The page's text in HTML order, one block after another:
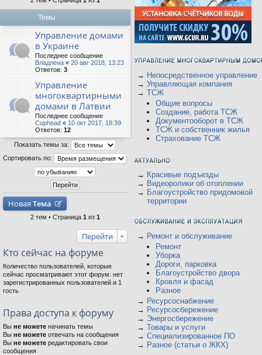
Темы
Управление домами
в Украине
Последнее сообщение
Владлена « 20 авг 2018, 13:23
Ответов: 3
Управление
многоквартирными
домами в Латвии
Последнее сообщение
Cuphead « 10 окт 2017, 18:39
Ответов: 12
Показать темы за:
Сортировать по:
Новая Тема
2 тем • Страница 1 из 1
Перейти
Кто сейчас на форуме
Количество пользователей, которые
сейчас просматривают этот форум: нет
зарегистрированных пользователей и 1
гость
Права доступа к форуму
Вы не можете начинать темы
Вы не можете отвечать на сообщения
Вы не можете редактировать свои
сообщения
→ Непосредственное управление
→ Управляющая компания
→ ТСЖ
Общие вопросы
Создание, работа ТСЖ
Документооборот в ТСЖ
ТСЖ и собственник жилья
Страхование ТСЖ
→ Красивые подъезды
→ Видеоролики об отоплении
→ Благоустройство придомовой
территории
→ Ремонт и обслуживание
Ремонт
Уборка
Дороги, парковка
Благоустройство двора
Кровля и фасад
Разное
→ Ресурсоснабжение
→ Ресурсосбережение
→ Энергосбережение
→ Товары и услуги
→ Специализированное ПО
→ Разное (статьи о ЖКХ)